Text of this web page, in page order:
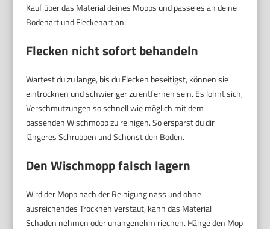
Kauf über das Material deines Mopps und passe es an deine
Bodenart und Fleckenart an.
Flecken nicht sofort behandeln
Wartest du zu lange, bis du Flecken beseitigst, können sie
eintrocknen und schwieriger zu entfernen sein. Es lohnt sich,
Verschmutzungen so schnell wie möglich mit dem
passenden Wischmopp zu reinigen. So ersparst du dir
längeres Schrubben und Schonst den Boden.
Den Wischmopp falsch lagern
Wird der Mopp nach der Reinigung nass und ohne
ausreichendes Trocknen verstaut, kann das Material
Schaden nehmen oder unangenehm riechen. Hänge den Mop